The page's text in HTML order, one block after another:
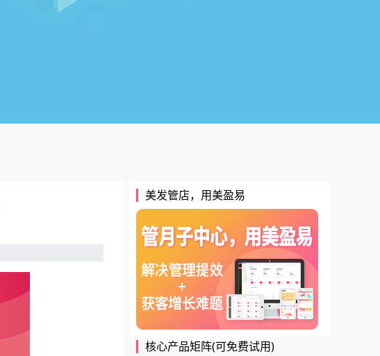
美发管店，用美盈易
核心产品矩阵(可免费试用)